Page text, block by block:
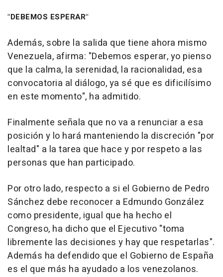
"DEBEMOS ESPERAR"
Además, sobre la salida que tiene ahora mismo
Venezuela, afirma: "Debemos esperar, yo pienso
que la calma, la serenidad, la racionalidad, esa
convocatoria al diálogo, ya sé que es dificilísimo
en este momento", ha admitido.
Finalmente señala que no va a renunciar a esa
posición y lo hará manteniendo la discreción "por
lealtad" a la tarea que hace y por respeto a las
personas que han participado.
Por otro lado, respecto a si el Gobierno de Pedro
Sánchez debe reconocer a Edmundo González
como presidente, igual que ha hecho el
Congreso, ha dicho que el Ejecutivo "toma
libremente las decisiones y hay que respetarlas".
Además ha defendido que el Gobierno de España
es el que más ha ayudado a los venezolanos.